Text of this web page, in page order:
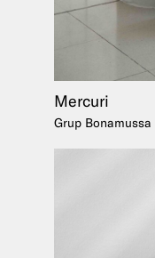
Mercuri
Grup Bonamussa